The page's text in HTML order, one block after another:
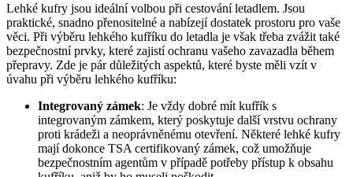
Lehké kufry jsou ideální volbou při cestování letadlem. Jsou
praktické, snadno přenositelné a nabízejí dostatek prostoru pro vaše
věci. Při výběru lehkého kufříku do letadla je však třeba zvážit také
bezpečnostní prvky, které zajistí ochranu vašeho zavazadla během
přepravy. Zde je pár důležitých aspektů, které byste měli vzít v
úvahu při výběru lehkého kufříku:
Integrovaný zámek: Je vždy dobré mít kufřík s
integrovaným zámkem, který poskytuje další vrstvu ochrany
proti krádeži a neoprávněnému otevření. Některé lehké kufry
mají dokonce TSA certifikovaný zámek, což umožňuje
bezpečnostním agentům v případě potřeby přístup k obsahu